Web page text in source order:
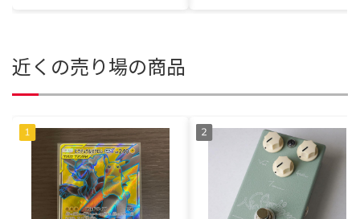
近くの売り場の商品